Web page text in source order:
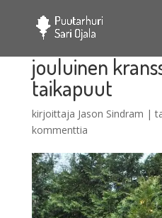
jouluinen
taikapuut
kirjoittaja Jason Sindram |
kommenttia